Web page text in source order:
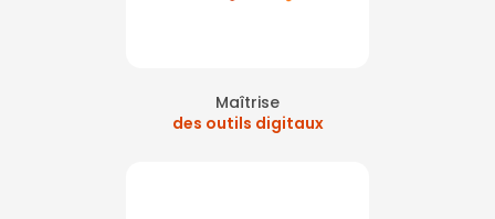
Maîtrise
des outils digitaux